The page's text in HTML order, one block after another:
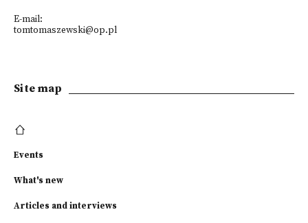
E-mail:
tomtomaszewski@op.pl
Site map
Events
What's new
Articles and interviews